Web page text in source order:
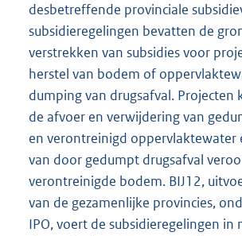
desbetreffende provinciale
subsidieregelingen bevatten de
verstrekken van subsidies voor
herstel van bodem of
dumping van drugsafval. Projecten
de afvoer en verwijdering van
en verontreinigd oppervlaktewater
van door gedumpt drugsafval
verontreinigde bodem. BIJ12,
van de gezamenlijke provincies,
IPO, voert de subsidieregelingen